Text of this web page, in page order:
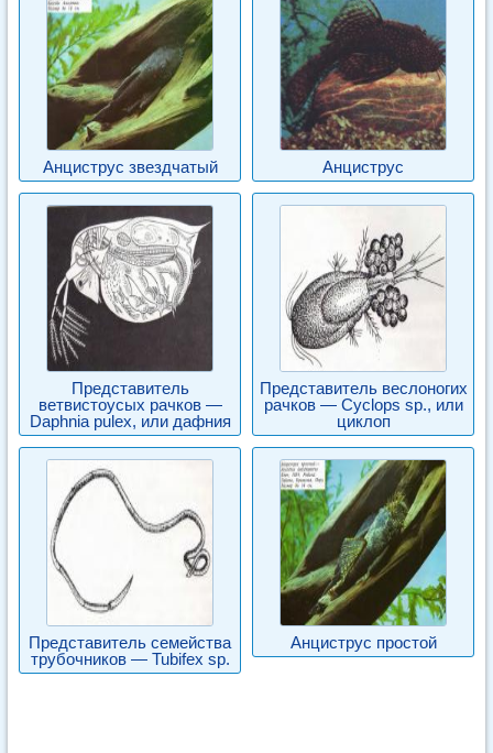
Анциструс звездчатый Анциструс
Представитель
ветвистоусых рачков —
Daphnia pulex, или дафния
Представитель веслоногих
рачков — Cyclops sp., или
циклоп
Представитель семейства
трубочников — Tubifex sp.
Анциструс простой